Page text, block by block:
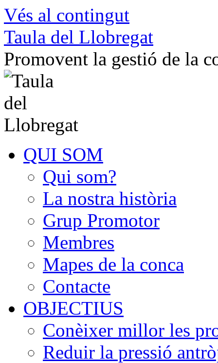
Vés al contingut
Taula del Llobregat
Promovent la gestió de la
QUI SOM
Qui som?
La nostra història
Grup Promotor
Membres
Mapes de la conca
Contacte
OBJECTIUS
Conèixer millor les
Reduir la pressió